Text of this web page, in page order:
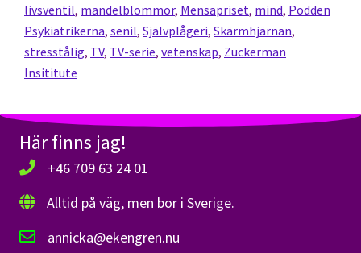
livsventil, mandelblommor, Mensapriset, mind, Podden
Psykiatrikerna, senil, Självplågeri, Skärmhjärnan,
stresstålig, TV, TV-serie, vetenskap, Zuckerman
Insititute
Här finns jag!
+46 709 63 24 01
Alltid på väg, men bor i Sverige.
annicka@ekengren.nu